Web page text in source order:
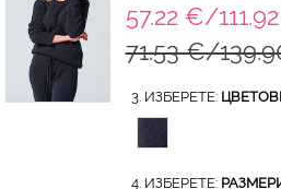
57.22 €/
71.53 €/
3. ИЗБЕРЕТЕ:
4. ИЗБЕРЕТЕ: